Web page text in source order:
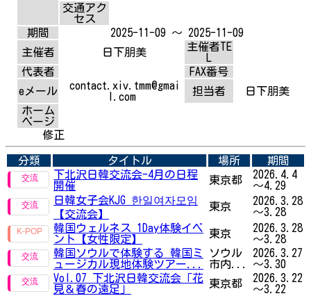
交通アク
セス
期間
2025-11-09 ～ 2025-11-09
主催者
日下朋美
主催者TE
代表者
FAX番号
eメール
contact.xiv.tmm@gmai
l.com
担当者
日下朋美
ホーム
ページ
修正
分類 タイトル 場所
期間
下北沢日韓交流会-4月の日程
開催
東京都
2026.4.4
～4.29
日韓女子会KJG 한일여자모임
【交流会】
東京
2026.3.28
～3.28
韓国ウェルネス 1Day体験イベ
ント【女性限定】
東京
2026.3.28
～3.28
韓国ソウルで体験する 韓国ミ
ュージカル現地体験ツアー...
ソウル
市内...
2026.3.27
～3.30
Vol.07 下北沢日韓交流会「花
見＆春の遠足」
東京都
2026.3.22
～3.22